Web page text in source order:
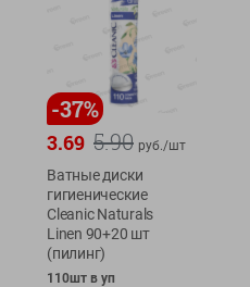
-37%
5.90
3.69 руб./шт
Ватные диски
гигиенические
Cleanic Naturals
Linen 90+20 шт
(пилинг)
110шт в уп